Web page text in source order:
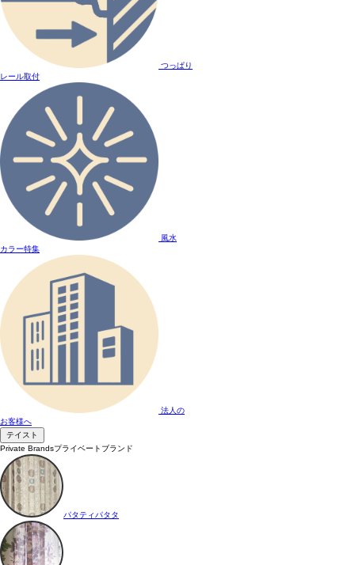
つっぱり
レール取付
風水
カラー特集
法人の
お客様へ
テイスト
Private Brandsプライベートブランド
パタティパタタ